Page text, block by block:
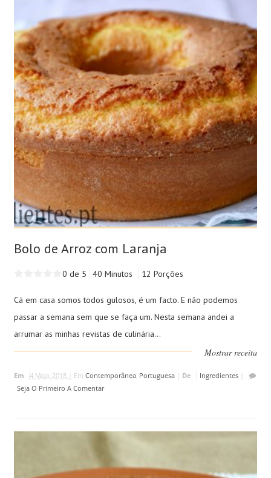
Bolo de Arroz com Laranja
0 de 5 40 Minutos 12 Porções
Cá em casa somos todos gulosos, é um facto. E não podemos
passar a semana sem que se faça um. Nesta semana andei a
arrumar as minhas revistas de culinária...
Mostrar receita
Em 4 Maio, 2018 | Em Contemporânea, Portuguesa| De Ingredientes|
Seja O Primeiro A Comentar